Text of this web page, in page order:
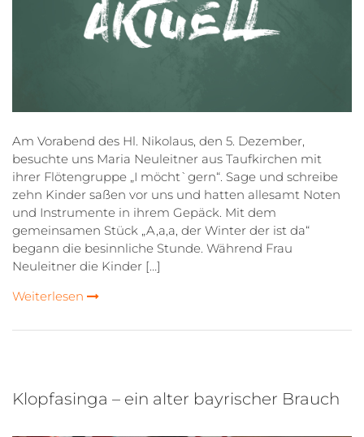
Am Vorabend des Hl. Nikolaus, den 5. Dezember,
besuchte uns Maria Neuleitner aus Taufkirchen mit
ihrer Flötengruppe „I möcht`gern“. Sage und schreibe
zehn Kinder saßen vor uns und hatten allesamt Noten
und Instrumente in ihrem Gepäck. Mit dem
gemeinsamen Stück „A,a,a, der Winter der ist da“
begann die besinnliche Stunde. Während Frau
Neuleitner die Kinder […]
Weiterlesen
Klopfasinga – ein alter bayrischer Brauch